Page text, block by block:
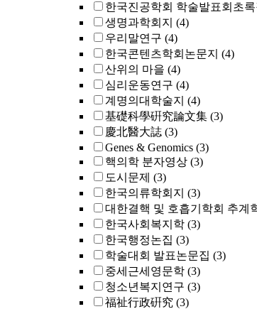
한국진공학회 학술발표회초록
생명과학회지 (4)
우리말연구 (4)
한국콘텐츠학회논문지 (4)
산위의 마을 (4)
심리운동연구 (4)
계명의대학술지 (4)
基礎科學硏究論文集 (3)
慶北醫大誌 (3)
Genes & Genomics (3)
핵의학 분자영상 (3)
도시문제 (3)
한국의류학회지 (3)
대한결핵 및 호흡기학회 추계
한국사회복지학 (3)
한국행정논집 (3)
학술대회 발표논문집 (3)
중세근세영문학 (3)
청소년복지연구 (3)
福祉行政硏究 (3)